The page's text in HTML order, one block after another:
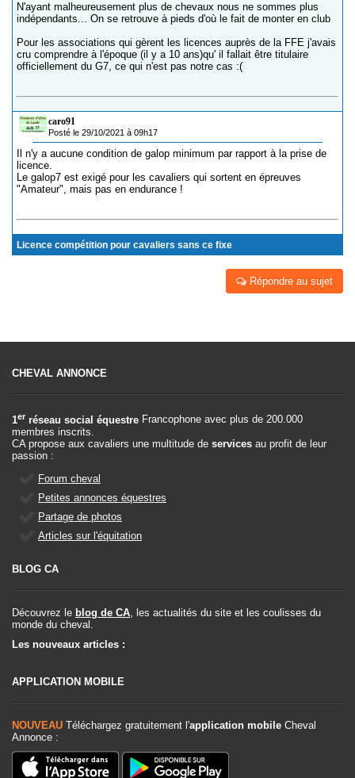
N'ayant malheureusement plus de chevaux nous ne sommes plus
indépendants... On se retrouve à pieds d'où le fait de monter en club
Pour les associations qui gèrent les licences auprès de la FFE j'avais
cru comprendre à l'époque (il y a 10 ans)qu' il fallait être titulaire
officiellement du G7, ce qui n'est pas notre cas :(
caro91
Posté le 29/10/2021 à 09h17
Il n'y a aucune condition de galop minimum par rapport à la prise de
licence.
Le galop7 est exigé pour les cavaliers qui sortent en épreuves
"Amateur", mais pas en endurance !
Licence compétition pour cavaliers sans ce fixe
Répondre au sujet
CHEVAL ANNONCE
1er réseau social équestre Francophone avec plus de 200.000
membres inscrits.
CA propose aux cavaliers une multitude de services au profit de leur
passion :
Forum cheval
Petites annonces équestres
Partage de photos
Articles sur l'équitation
BLOG CA
Découvrez le blog de CA , les actualités du site et les coulisses du
monde du cheval.
Les nouveaux articles :
APPLICATION MOBILE
NOUVEAU Téléchargez gratuitement l'application mobile Cheval
Annonce :